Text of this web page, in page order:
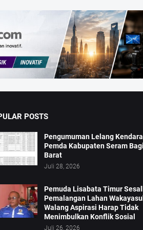
POSTS
Pengumuman Lelang
Pemda Kabupaten Seram
Barat
Juli 28, 2026
Pemuda Lisabata Timur
Pemalangan Lahan
Walang Aspirasi Harap Tidak
Menimbulkan Konflik Sosial
Juli 26, 2026